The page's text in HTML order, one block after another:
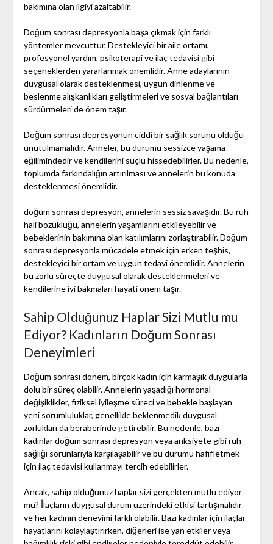
bakımına olan ilgiyi azaltabilir.
Doğum sonrası depresyonla başa çıkmak için farklı
yöntemler mevcuttur. Destekleyici bir aile ortamı,
profesyonel yardım, psikoterapi ve ilaç tedavisi gibi
seçeneklerden yararlanmak önemlidir. Anne adaylarının
duygusal olarak desteklenmesi, uygun dinlenme ve
beslenme alışkanlıkları geliştirmeleri ve sosyal bağlantıları
sürdürmeleri de önem taşır.
Doğum sonrası depresyonun ciddi bir sağlık sorunu olduğu
unutulmamalıdır. Anneler, bu durumu sessizce yaşama
eğilimindedir ve kendilerini suçlu hissedebilirler. Bu nedenle,
toplumda farkındalığın artırılması ve annelerin bu konuda
desteklenmesi önemlidir.
doğum sonrası depresyon, annelerin sessiz savaşıdır. Bu ruh
hali bozukluğu, annelerin yaşamlarını etkileyebilir ve
bebeklerinin bakımına olan katılımlarını zorlaştırabilir. Doğum
sonrası depresyonla mücadele etmek için erken teşhis,
destekleyici bir ortam ve uygun tedavi önemlidir. Annelerin
bu zorlu süreçte duygusal olarak desteklenmeleri ve
kendilerine iyi bakmaları hayati önem taşır.
Sahip Olduğunuz Haplar Sizi Mutlu mu
Ediyor? Kadınların Doğum Sonrası
Deneyimleri
Doğum sonrası dönem, birçok kadın için karmaşık duygularla
dolu bir süreç olabilir. Annelerin yaşadığı hormonal
değişiklikler, fiziksel iyileşme süreci ve bebekle başlayan
yeni sorumluluklar, genellikle beklenmedik duygusal
zorlukları da beraberinde getirebilir. Bu nedenle, bazı
kadınlar doğum sonrası depresyon veya anksiyete gibi ruh
sağlığı sorunlarıyla karşılaşabilir ve bu durumu hafifletmek
için ilaç tedavisi kullanmayı tercih edebilirler.
Ancak, sahip olduğunuz haplar sizi gerçekten mutlu ediyor
mu? İlaçların duygusal durum üzerindeki etkisi tartışmalıdır
ve her kadının deneyimi farklı olabilir. Bazı kadınlar için ilaçlar
hayatlarını kolaylaştırırken, diğerleri ise yan etkiler veya